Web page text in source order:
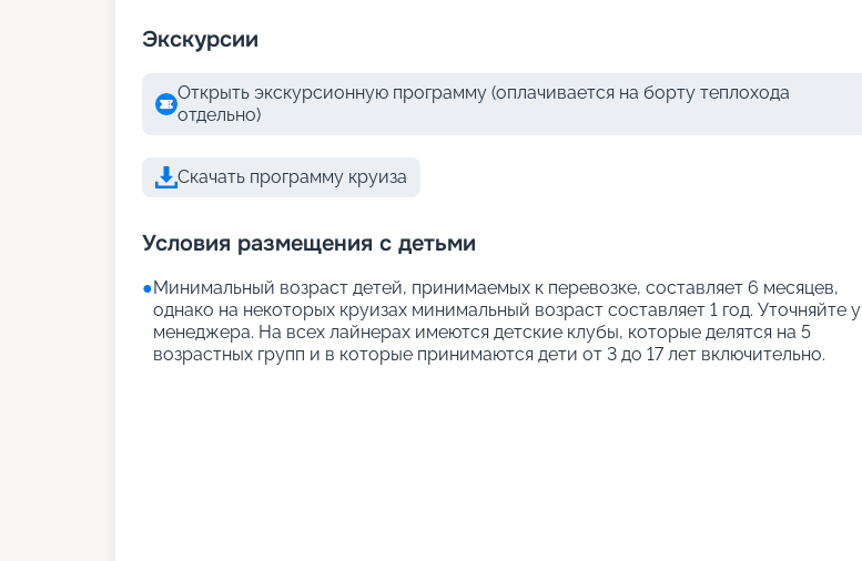
Экскурсии
Открыть экскурсионную программу (оплачивается на борту теплохода
отдельно)
Скачать программу круиза
Условия размещения с детьми
●Минимальный возраст детей, принимаемых к перевозке, составляет 6 месяцев,
однако на некоторых круизах минимальный возраст составляет 1 год. Уточняйте у
менеджера. На всех лайнерах имеются детские клубы, которые делятся на 5
возрастных групп и в которые принимаются дети от 3 до 17 лет включительно.